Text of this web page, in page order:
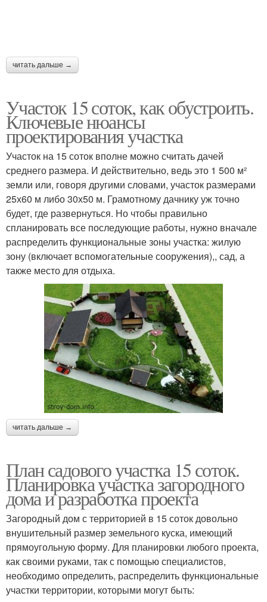
читать дальше →
Участок 15 соток, как обустроить.
Ключевые нюансы
проектирования участка
Участок на 15 соток вполне можно считать дачей
среднего размера. И действительно, ведь это 1 500 м²
земли или, говоря другими словами, участок размерами
25х60 м либо 30х50 м. Грамотному дачнику уж точно
будет, где развернуться. Но чтобы правильно
спланировать все последующие работы, нужно вначале
распределить функциональные зоны участка: жилую
зону (включает вспомогательные сооружения),, сад, а
также место для отдыха.
читать дальше →
План садового участка 15 соток.
Планировка участка загородного
дома и разработка проекта
Загородный дом с территорией в 15 соток довольно
внушительный размер земельного куска, имеющий
прямоугольную форму. Для планировки любого проекта,
как своими руками, так с помощью специалистов,
необходимо определить, распределить функциональные
участки территории, которыми могут быть: